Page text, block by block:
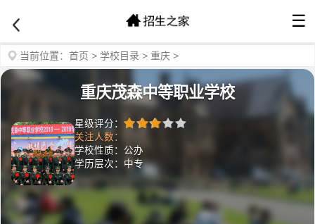
☰
当前位置： 首页 > 学校目录 > 重庆 >
重庆茂森中等职业学校
星级评分：
关注人数：
学校性质：公办
学历层次：中专